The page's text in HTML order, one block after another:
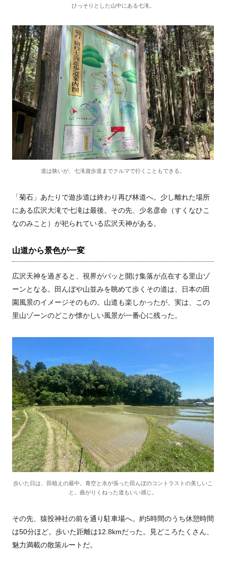
ひっそりとした山中にある七滝。
道は狭いが、七滝遊歩道までクルマで行くこともできる。
「菊石」あたりで遊歩道は終わり再び林道へ。少し離れた場所
にある広沢大滝で七滝は最後。その先、少名彦命（すくなひこ
なのみこと）が祀られている広沢天神がある。
山道から景色が一変
広沢天神を過ぎると、視界がパッと開け集落が点在する里山ゾ
ーンとなる。田んぼや山並みを眺めて歩くその道は、日本の田
園風景のイメージそのもの。山道も楽しかったが、実は、この
里山ゾーンのどこか懐かしい風景が一番心に残った。
歩いた日は、田植えの最中。青空と水が張った田んぼのコントラストの美しいこ
と。曲がりくねった道もいい感じ。
その先、猿投神社の前を通り駐車場へ。約5時間のうち休憩時間
は50分ほど。歩いた距離は12.8kmだった。見どころたくさん、
魅力満載の散策ルートだ。